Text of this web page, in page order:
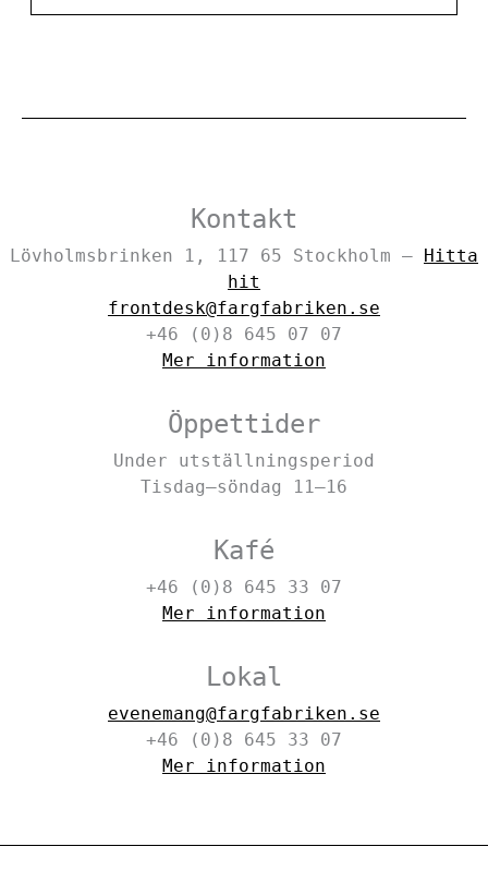
Kontakt
Lövholmsbrinken 1, 117 65 Stockholm – Hitta
hit
frontdesk@fargfabriken.se
+46 (0)8 645 07 07
Mer information
Öppettider
Under utställningsperiod
Tisdag–söndag 11–16
Kafé
+46 (0)8 645 33 07
Mer information
Lokal
evenemang@fargfabriken.se
+46 (0)8 645 33 07
Mer information